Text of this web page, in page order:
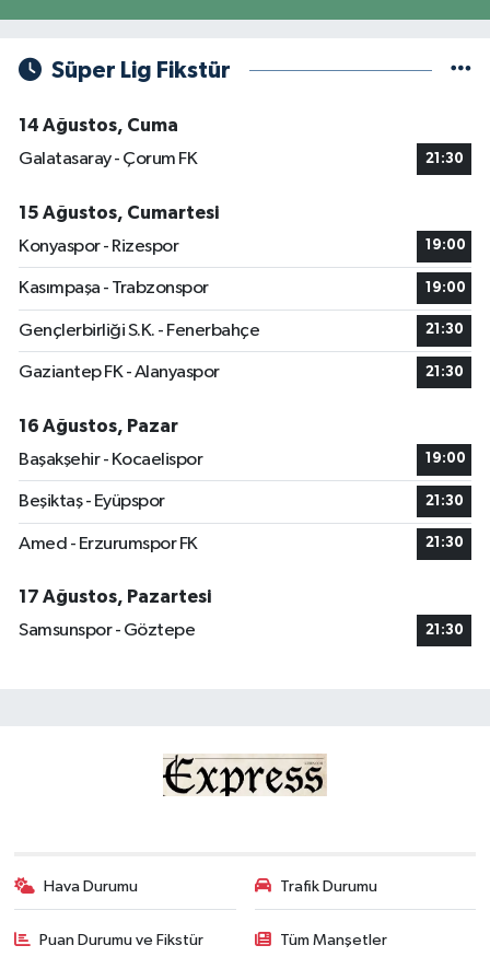
Süper Lig Fikstür
14 Ağustos, Cuma
Galatasaray - Çorum FK
21:30
15 Ağustos, Cumartesi
Konyaspor - Rizespor
19:00
Kasımpaşa - Trabzonspor 19:00
Gençlerbirliği S.K. - Fenerbahçe 21:30
Gaziantep FK - Alanyaspor 21:30
16 Ağustos, Pazar
Başakşehir - Kocaelispor
19:00
Beşiktaş - Eyüpspor 21:30
Amed - Erzurumspor FK 21:30
17 Ağustos, Pazartesi
Samsunspor - Göztepe
21:30
Hava Durumu Trafik Durumu
Puan Durumu ve Fikstür Tüm Manşetler